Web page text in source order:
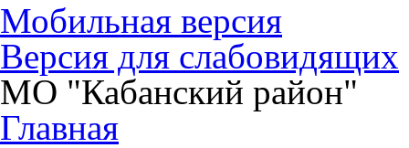
Мобильная версия
Версия для слабовидящих
МО "Кабанский район"
Главная